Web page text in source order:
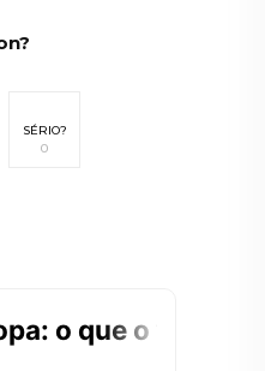
SÉRIO?
0